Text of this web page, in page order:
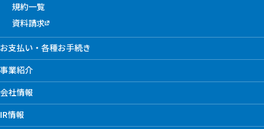
規約一覧
資料請求
お支払い・各種お手続き
事業紹介
会社情報
IR情報